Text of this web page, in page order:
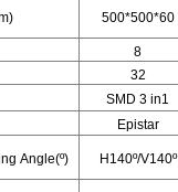
500*500*60
8
32
SMD 3 in1
Epistar
Angle(º) H140º/V140º